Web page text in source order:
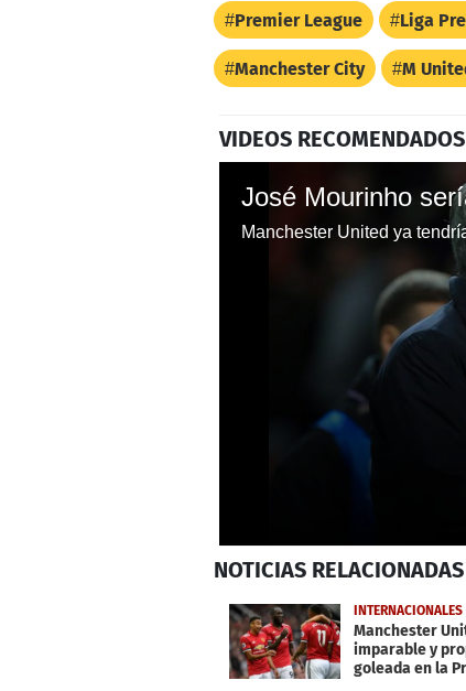
Premier League Liga
Manchester City M
VIDEOS RECOMENDADOS
seconds
42
secondsVolume
0%
NOTICIAS RELACIONADAS
INTERNACIONALES
Manchester
imparable y
goleada en la